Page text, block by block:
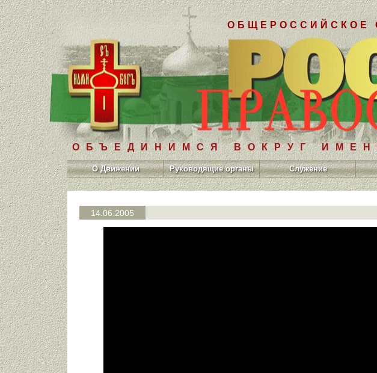
ОБЩЕРОССИЙСКОЕ
ОБЪЕДИНИМСЯ ВОКРУГ
О Движении Руководящие органы Служение
14.06.2005